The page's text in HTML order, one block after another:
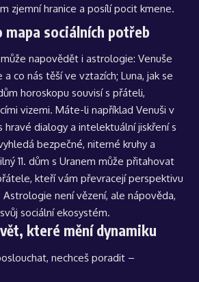
zjemní hranice a posílí pocit kmene.
sociálních potřeb
napovědět i astrologie: Venuše
a co nás těší ve vztazích; Luna, jak se
horoskopu souvisí s přáteli,
vizemi. Máte-li například Venuši v
hravé dialogy a intelektuální jiskření s
bezpečné, niterné kruhy a
11. dům s Uranem může přitahovat
kteří vám převracejí perspektivu
není vězení, ale nápověda,
sociální ekosystém.
které mění dynamiku
nechceš poradit –